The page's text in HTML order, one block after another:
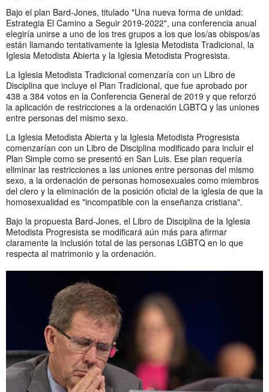
Bajo el plan Bard-Jones, titulado "Una nueva forma de unidad:
Estrategia El Camino a Seguir 2019-2022", una conferencia anual
elegiría unirse a uno de los tres grupos a los que los/as obispos/as
están llamando tentativamente la Iglesia Metodista Tradicional, la
Iglesia Metodista Abierta y la Iglesia Metodista Progresista.
La Iglesia Metodista Tradicional comenzaría con un Libro de
Disciplina que incluye el Plan Tradicional, que fue aprobado por
438 a 384 votos en la Conferencia General de 2019 y que reforzó
la aplicación de restricciones a la ordenación LGBTQ y las uniones
entre personas del mismo sexo.
La Iglesia Metodista Abierta y la Iglesia Metodista Progresista
comenzarían con un Libro de Disciplina modificado para incluir el
Plan Simple como se presentó en San Luis. Ese plan requería
eliminar las restricciones a las uniones entre personas del mismo
sexo, a la ordenación de personas homosexuales como miembros
del clero y la eliminación de la posición oficial de la iglesia de que la
homosexualidad es "incompatible con la enseñanza cristiana".
Bajo la propuesta Bard-Jones, el Libro de Disciplina de la Iglesia
Metodista Progresista se modificará aún más para afirmar
claramente la inclusión total de las personas LGBTQ en lo que
respecta al matrimonio y la ordenación.